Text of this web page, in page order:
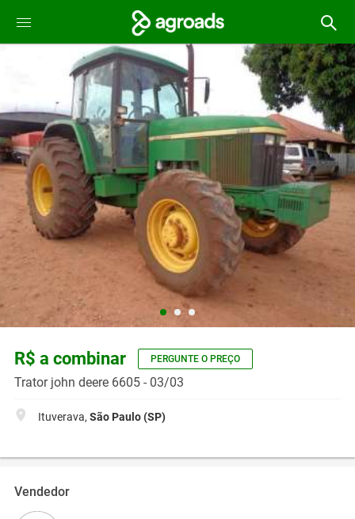
R$ a combinar PERGUNTE O PREÇO
Trator john deere 6605 - 03/03
Ituverava, São Paulo (SP)
Vendedor